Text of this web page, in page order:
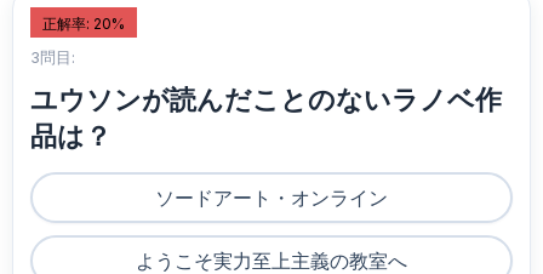
正解率: 20%
3問目:
ユウソンが読んだことのないラノベ作
品は？
ソードアート・オンライン
ようこそ実力至上主義の教室へ